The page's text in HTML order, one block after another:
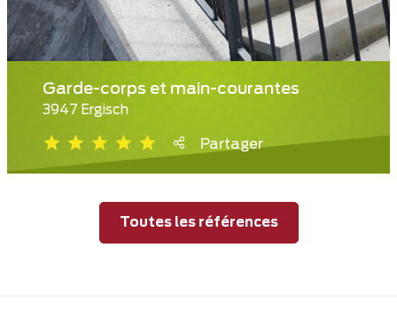
Garde-corps et main-courantes
3947 Ergisch
Partager
Toutes les références